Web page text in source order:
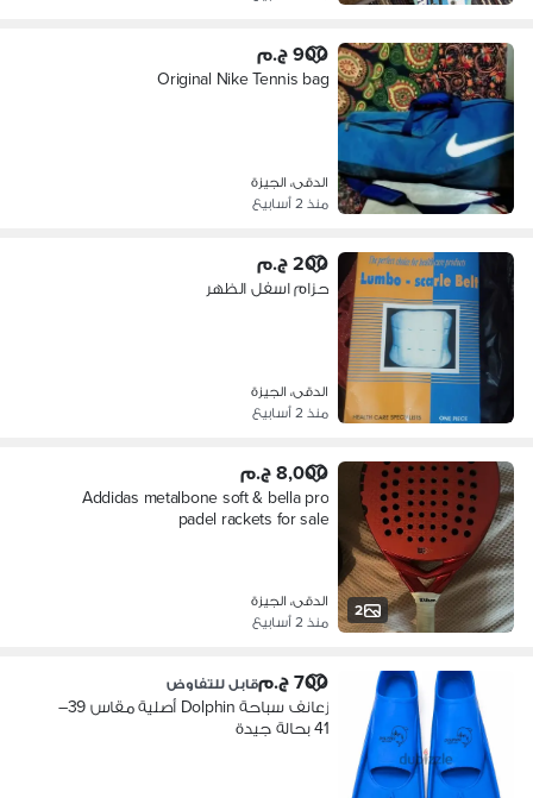
900 ج.م
Original Nike Tennis bag
الدقى، الجيزة
منذ 2 أسابيع
200 ج.م
حزام اسفل الظهر
الدقى، الجيزة
منذ 2 أسابيع
2
8,000 ج.م
Addidas metalbone soft & bella pro
padel rackets for sale
الدقى، الجيزة
منذ 2 أسابيع
700 ج.م قابل للتفاوض
زعانف سباحة Dolphin أصلية مقاس 39–
41 بحالة جيدة